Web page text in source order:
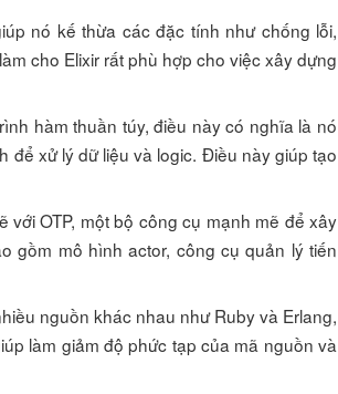
nó kế thừa các đặc tính như chống lỗi,
cho Elixir rất phù hợp cho việc xây dựng
hàm thuần túy, điều này có nghĩa là nó
để xử lý dữ liệu và logic. Điều này giúp tạo
với OTP, một bộ công cụ mạnh mẽ để xây
gồm mô hình actor, công cụ quản lý tiến
nguồn khác nhau như Ruby và Erlang,
làm giảm độ phức tạp của mã nguồn và